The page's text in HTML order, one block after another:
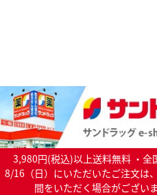
3,980円(税込)以上送料無料 ・
8/16（日）にいただいたご注文は
間をいただく場合がござい